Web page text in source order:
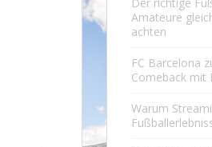
Amateure
achten
FC Barcelona
Comeback mit
Warum